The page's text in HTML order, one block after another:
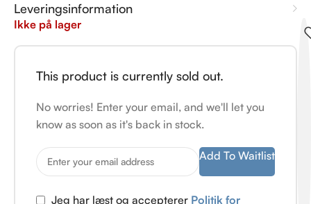
Leveringsinformation
Ikke på lager
This product is currently sold out.
No worries! Enter your email, and we'll let you
know as soon as it's back in stock.
Add To Waitlist
Jeg har læst og accepterer Politik for